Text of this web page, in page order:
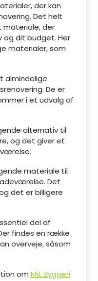
der kan
Det helt
der
og dit budget. Her
materialer, som
almindelige
De er
i et udvalg af
alternativ til
og det giver et
materiale til
Det
det er billigere
del af
findes en række
overveje, såsom
om Mit Byggeri